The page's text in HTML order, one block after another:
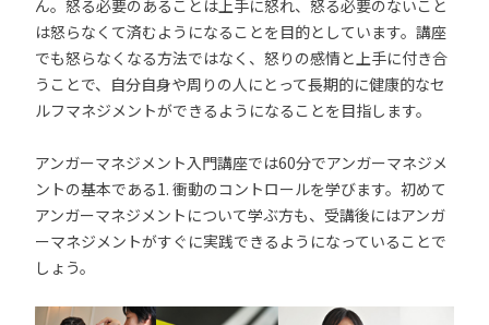
ん。怒る必要のあることは上手に怒れ、怒る必要のないこと
は怒らなくて済むようになることを目的としています。講座
でも怒らなくなる方法ではなく、怒りの感情と上手に付き合
うことで、自分自身や周りの人にとって長期的に健康的なセ
ルフマネジメントができるようになることを目指します。
アンガーマネジメント入門講座では60分でアンガーマネジメ
ントの基本である1. 衝動のコントロールを学びます。初めて
アンガーマネジメントについて学ぶ方も、受講後にはアンガ
ーマネジメントがすぐに実践できるようになっていることで
しょう。